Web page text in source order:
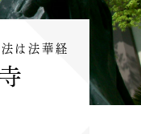
は法華経